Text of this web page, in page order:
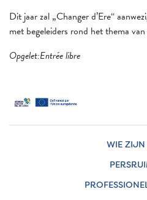
Dit jaar zal „Changer d’Ere“
met begeleiders rond het thema
Opgelet :Entrée libre
WIE